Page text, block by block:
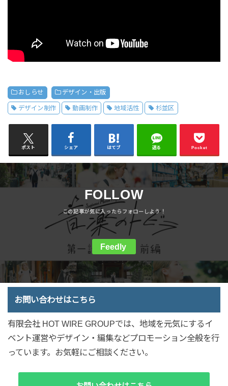
おしらせ デザイン・出版
デザイン制作 動画制作 地域活性 杉並区
ポスト シェア はてブ 送る Pocket
FOLLOW
Feedly
お問い合わせはこちら
有限会社 HOT WIRE GROUPでは、地域を元気にするイ
ベント運営やデザイン・編集などプロモーション全般を行
っています。お気軽にご相談ください。